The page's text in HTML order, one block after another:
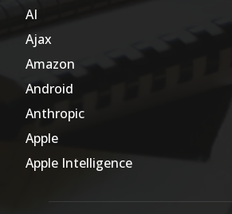
AI
Ajax
Amazon
Android
Anthropic
Apple
Apple Intelligence